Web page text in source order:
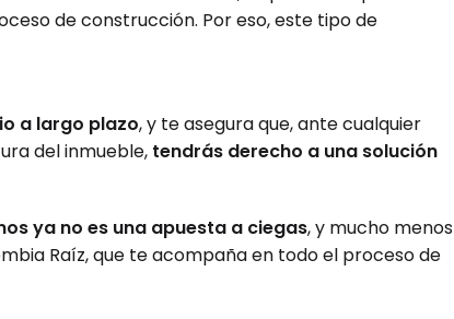
de construcción. Por eso, este tipo de
a largo plazo, y te asegura que, ante cualquier
del inmueble, tendrás derecho a una solución
ya no es una apuesta a ciegas, y mucho menos
Raíz, que te acompaña en todo el proceso de